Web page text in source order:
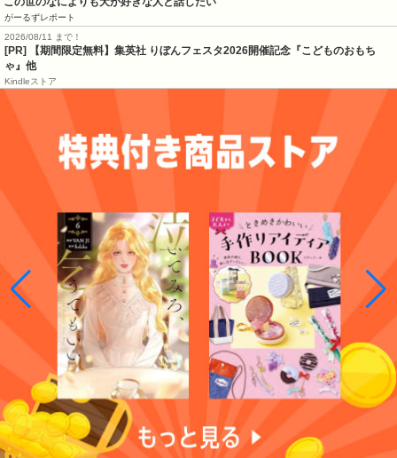
がーるずレポート
2026/08/11 まで！
[PR] 【期間限定無料】集英社 りぼんフェスタ2026開催記念『こどものおもち
ゃ』他
Kindleストア